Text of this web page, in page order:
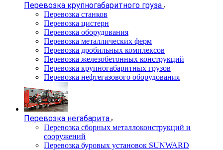
Перевозка крупногабаритного груза
Перевозка станков
Перевозка цистерн
Перевозка оборудования
Перевозка металлических ферм
Перевозка дробильных комплексов
Перевозка железобетонных конструкций
Перевозка крупногабаритных грузов
Перевозка нефтегазового оборудования
Перевозка негабарита
Перевозка сборных металлоконструкций и
сооружений
Перевозка буровых установок SUNWARD